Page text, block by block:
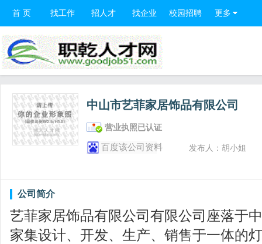
首 页 找工作 招人才 找企业 校园招聘 更多
中山市艺菲家居饰品有限公司
营业执照已认证
百度该公司资料 发布人：胡小姐
公司简介
艺菲家居饰品有限公司有限公司座落于
家集设计、开发、生产、销售于一体的